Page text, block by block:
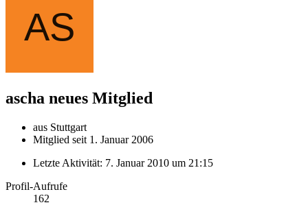
ascha neues Mitglied
aus Stuttgart
Mitglied seit 1. Januar 2006
Letzte Aktivität: 7. Januar 2010 um 21:15
Profil-Aufrufe
162